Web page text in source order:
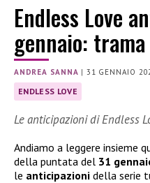
Endless Love
gennaio:
ANDREA SANNA |31 GENNAIO
ENDLESS LOVE
Le anticipazioni di Endless
Andiamo a leggere insieme
della puntata del 31
le anticipazioni della serie